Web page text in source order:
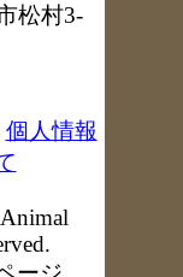
松村3-
個人情報